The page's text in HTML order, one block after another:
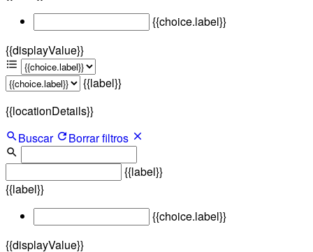
{{choice.label}}
{{displayValue}}
{{label}}
{{locationDetails}}
Buscar
Borrar filtros
{{label}}
{{label}}
{{choice.label}}
{{displayValue}}